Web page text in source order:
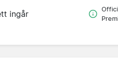
ingår